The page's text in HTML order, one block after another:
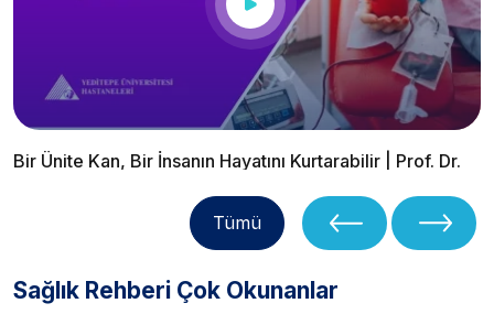
Bir Ünite Kan, Bir İnsanın Hayatını Kurtarabilir | Prof. Dr.
Tümü
Sağlık Rehberi Çok Okunanlar